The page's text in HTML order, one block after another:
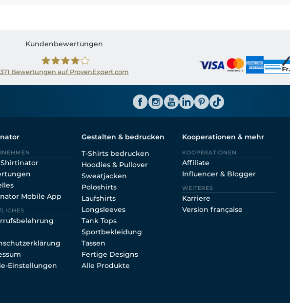
Kundenbewertungen
371 Bewertungen auf ProvenExpert.com
Mobile App
Einstellungen
Gestalten & bedrucken
T-Shirts bedrucken
Hoodies & Pullover
Sweatjacken
Poloshirts
Laufshirts
Longsleeves
Tank Tops
Sportbekleidung
Tassen
Fertige Designs
Alle Produkte
Kooperationen & mehr
KOOPERATIONEN
Affiliate
Influencer & Blogger
WEITERES
Karriere
Version française